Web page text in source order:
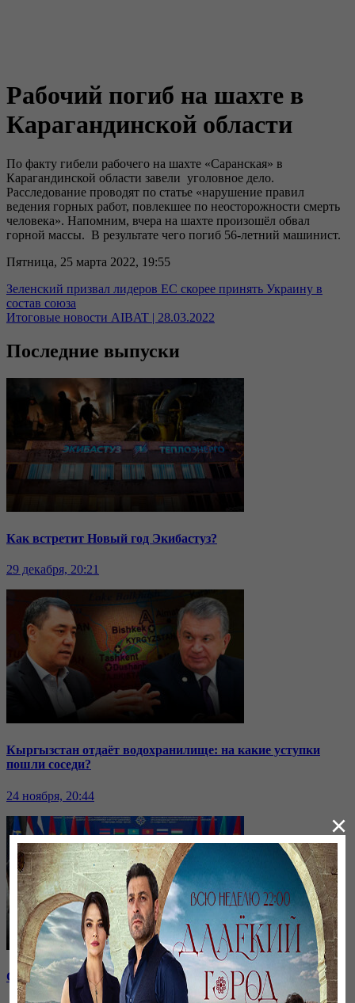
Рабочий погиб на шахте в
Карагандинской области
По факту гибели рабочего на шахте «Саранская» в
Карагандинской области завели уголовное дело.
Расследование проводят по статье «нарушение правил
ведения горных работ, повлекшее по неосторожности смерть
человека». Напомним, вчера на шахте произошёл обвал
горной массы. В результате чего погиб 56-летний машинист.
Пятница, 25 марта 2022, 19:55
Зеленский призвал лидеров ЕС скорее принять Украину в
состав союза
Итоговые новости AIBAT | 28.03.2022
Последние выпуски
Как встретит Новый год Экибастуз?
29 декабря, 20:21
Кыргызстан отдаёт водохранилище: на какие уступки
пошли соседи?
24 ноября, 20:44
Саммит ОДКБ: под вопросом эффективность организации
×